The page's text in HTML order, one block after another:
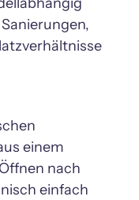
einem
nach
einfach